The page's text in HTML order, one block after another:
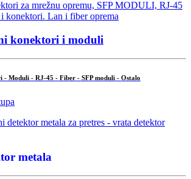
konektori i moduli
- Moduli - RJ-45 - Fiber - SFP moduli - Ostalo
metala